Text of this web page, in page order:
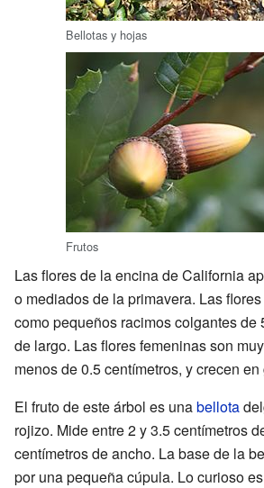
Bellotas y hojas
Frutos
Las flores de la encina de California
o mediados de la primavera. Las
como pequeños racimos colgantes de
de largo. Las flores femeninas son
menos de 0.5 centímetros, y crecen
El fruto de este árbol es unabellota
rojizo. Mide entre 2 y 3.5 centímetros
centímetros de ancho. La base de la
por una pequeña cúpula. Lo curioso